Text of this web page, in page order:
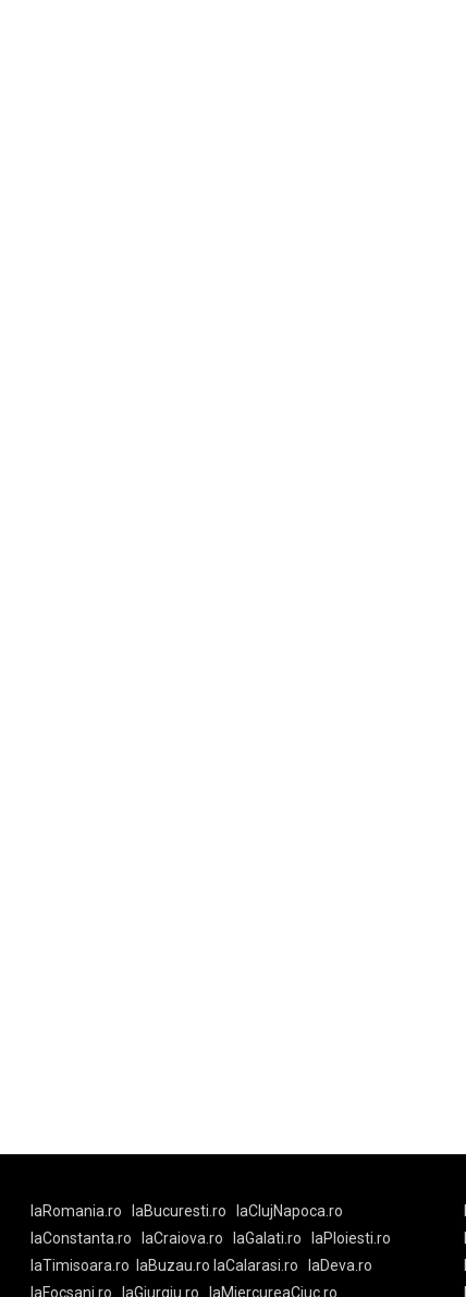
laRomania.ro laBucuresti.ro
laClujNapoca.ro
laConstanta.ro
laCraiova.ro laGalati.ro
laPloiesti.ro
laTimisoara.ro
laBuzau.ro laCalarasi.ro
laDeva.ro
laFocsani.ro
laGiurgiu.ro laMiercureaCiuc.ro